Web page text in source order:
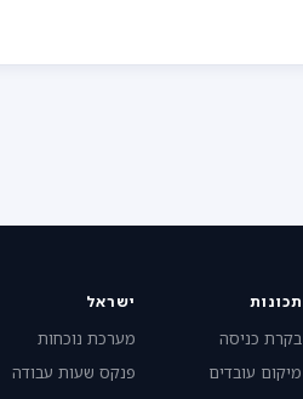
תכונות
בקרת כניסה
מיקום עובדים
ישראל
מערכת נוכחות
פנקס שעות עבודה